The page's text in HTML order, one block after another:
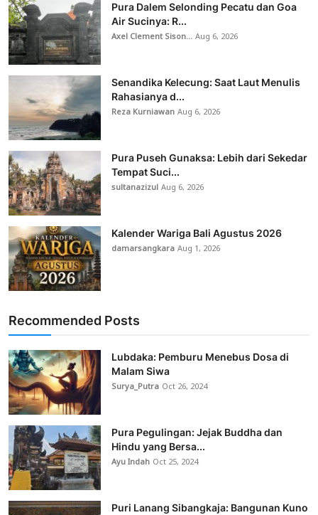
Pura Dalem Selonding Pecatu dan Goa
Air Sucinya: R...
Axel Clement Sison...Aug 6, 2026
Senandika Kelecung: Saat Laut Menulis
Rahasianya d...
Reza KurniawanAug 6, 2026
Pura Puseh Gunaksa: Lebih dari Sekedar
Tempat Suci...
sultanazizulAug 6, 2026
Kalender Wariga Bali Agustus 2026
damarsangkaraAug 1, 2026
Recommended Posts
Lubdaka: Pemburu Menebus Dosa di
Malam Siwa
Surya_Putra Oct 26, 2024
Pura Pegulingan: Jejak Buddha dan
Hindu yang Bersa...
Ayu Indah Oct 25, 2024
Puri Lanang Sibangkaja: Bangunan Kuno